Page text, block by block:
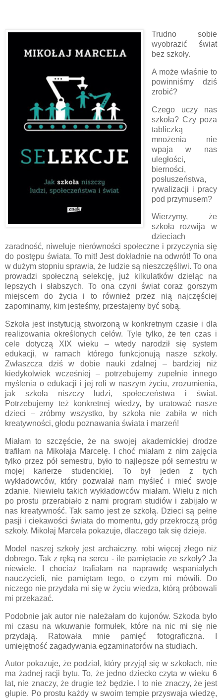
Trudno sobie
wyobrazić świat
bez szkoły.
A może właśnie to
powinniśmy dziś
zrobić?
Czego uczy nas
szkoła? Czy poza
tabliczką
mnożenia nie
wpaja w nas
uległości,
bierności,
posłuszeństwa,
rywalizacji i pracy
pod przymusem?
Wierzymy, że
szkoła rozwija w
dzieciach
zaradność, niweluje nierówności społeczne i przyczynia się
do postępu świata. To mit! Jest dokładnie na odwrót! To ona
w dużym stopniu sprawia, że ludzie są nieszczęśliwi. To ona
prowadzi społeczną selekcję, już kilkulatków dzieląc na
lepszych i słabszych. To ona czyni świat coraz gorszym
miejscem do życia i to również przez nią najczęściej
zapominamy, kim jesteśmy, przestajemy być sobą.
Szkoła jest instytucją stworzoną w konkretnym czasie i dla
realizowania określonych celów. Tyle tylko, że ten czas i
cele dotyczą XIX wieku – wtedy narodził się system
edukacji, w ramach którego funkcjonują nasze szkoły.
Zwłaszcza dziś w dobie nauki zdalnej – bardziej niż
kiedykolwiek wcześniej – potrzebujemy zupełnie innego
myślenia o edukacji i jej roli w naszym życiu, zrozumienia,
jak szkoła niszczy ludzi, społeczeństwa i świat.
Potrzebujemy też konkretnej wiedzy, by uratować nasze
dzieci – zróbmy wszystko, by szkoła nie zabiła w nich
kreatywności, głodu poznawania świata i marzeń!
Miałam to szczęście, że na swojej akademickiej drodze
trafiłam na Mikołaja Marcelę. I choć miałam z nim zajęcia
tylko przez pół semestru, było to najlepsze pół semestru w
mojej karierze studenckiej. To był jeden z tych
wykładowców, który pozwalał nam myśleć i mieć swoje
zdanie. Niewielu takich wykładowców miałam. Wielu z nich
po prostu przerabiało z nami program studiów i zabijało w
nas kreatywność. Tak samo jest ze szkołą. Dzieci są pełne
pasji i ciekawości świata do momentu, gdy przekroczą próg
szkoły. Mikołaj Marcela pokazuje, dlaczego tak się dzieje.
Model naszej szkoły jest archaiczny, robi więcej złego niż
dobrego. Tak z ręką na sercu - ile pamiętacie ze szkoły? Ja
niewiele. I chociaż trafiałam na naprawdę wspaniałych
nauczycieli, nie pamiętam tego, o czym mi mówili. Do
niczego nie przydała mi się w życiu wiedza, którą próbowali
mi przekazać.
Podobnie jak autor nie należałam do kujonów. Szkoda było
mi czasu na wkuwanie formułek, które na nic mi się nie
przydają. Ratowała mnie pamięć fotograficzna. I
umiejętność zagadywania egzaminatorów na studiach.
Autor pokazuje, że podział, który przyjął się w szkołach, nie
ma żadnej racji bytu. To, że jedno dziecko czyta w wieku 6
lat, nie znaczy, że drugie też będzie. I to nie znaczy, że jest
głupie. Po prostu każdy w swoim tempie przyswaja wiedzę,